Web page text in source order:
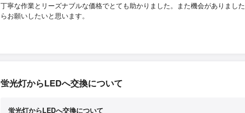
丁寧な作業とリーズナブルな価格でとても助かりました。また機会がありました
らお願いしたいと思います。
蛍光灯からLEDへ交換について
蛍光灯からLEDへ交換について